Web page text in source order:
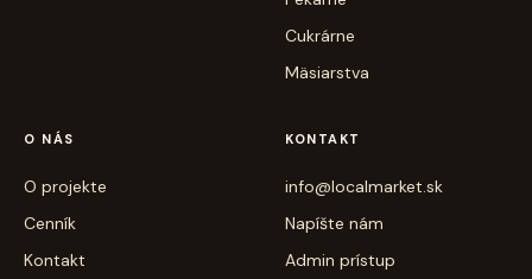
Cukrárne
Mäsiarstva
O NÁS
O projekte
Cenník
Kontakt
KONTAKT
info@localmarket.sk
Napíšte nám
Admin prístup